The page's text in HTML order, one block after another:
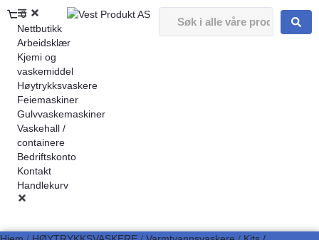
0
Nettbutikk
Arbeidsklær
Kjemi og
vaskemiddel
Høytrykksvaskere
Feiemaskiner
Gulvvaskemaskiner
Vaskehall /
containere
Bedriftskonto
Kontakt
Handlekurv